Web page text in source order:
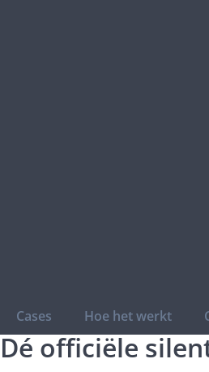
Cases Hoe het werkt
Dé officiële